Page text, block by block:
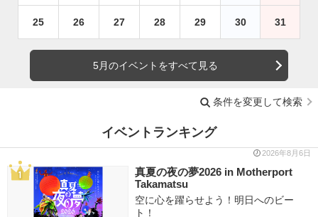
25 26 27 28 29 30 31
5月のイベントをすべて見る
条件を変更して検索
イベントランキング
2026年8月6日
真夏の夜の夢2026 in Motherport
Takamatsu
空に心を躍らせよう！明日へのビー
ト！